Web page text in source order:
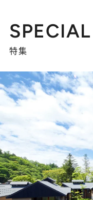
SPECIAL
特集